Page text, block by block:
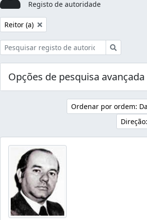
Registo de autoridade
Remover filtro:
Reitor (a)
Opções de pesquisa avançada
Ordenar por ordem: